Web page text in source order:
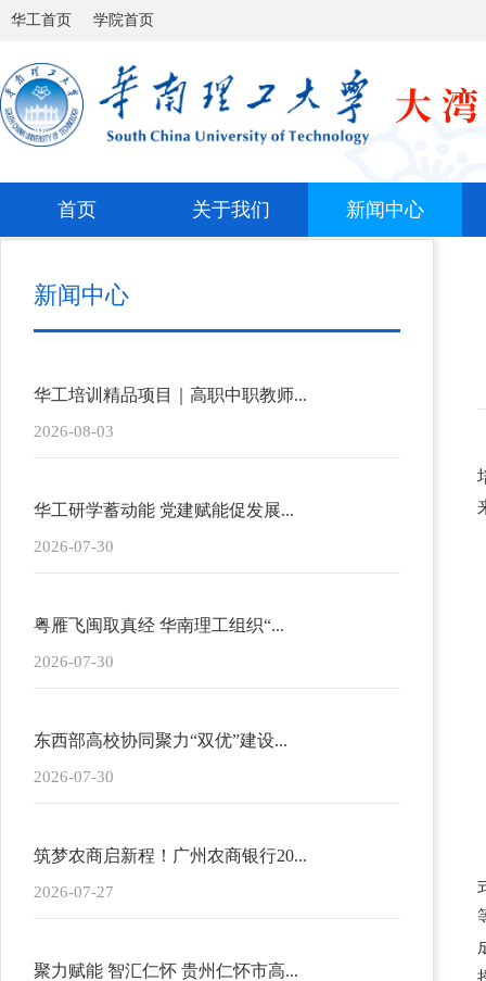
华工首页 学院首页
首页 关于我们 新闻中心
新闻中心
华工培训精品项目｜高职中职教师...
2026-08-03
华工研学蓄动能 党建赋能促发展...
2026-07-30
粤雁飞闽取真经 华南理工组织“...
2026-07-30
东西部高校协同聚力“双优”建设...
2026-07-30
筑梦农商启新程！广州农商银行20...
2026-07-27
聚力赋能 智汇仁怀 贵州仁怀市高...